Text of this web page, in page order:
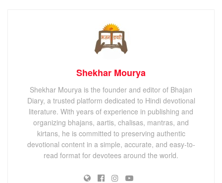
Shekhar Mourya
Shekhar Mourya is the founder and editor of Bhajan
Diary, a trusted platform dedicated to Hindi devotional
literature. With years of experience in publishing and
organizing bhajans, aartis, chalisas, mantras, and
kirtans, he is committed to preserving authentic
devotional content in a simple, accurate, and easy-to-
read format for devotees around the world.